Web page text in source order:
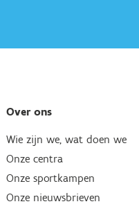
Over ons
Wie zijn we, wat doen we
Onze centra
Onze sportkampen
Onze nieuwsbrieven